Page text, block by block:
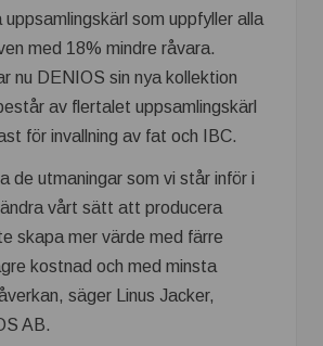
uppsamlingskärl som uppfyller alla
med 18% mindre råvara.
nu DENIOS sin nya kollektion
av flertalet uppsamlingskärl
för invallning av fat och IBC.
de utmaningar som vi står inför i
vårt sätt att producera
skapa mer värde med färre
kostnad och med minsta
säger Linus Jacker,
AB.